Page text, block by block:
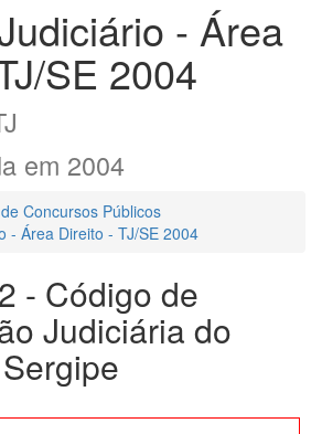
- Área
SE 2004
em 2004
Concursos Públicos
- Área Direito - TJ/SE 2004
- Código de
Judiciária do